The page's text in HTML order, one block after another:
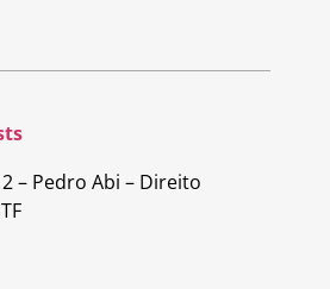
– Pedro Abi – Direito